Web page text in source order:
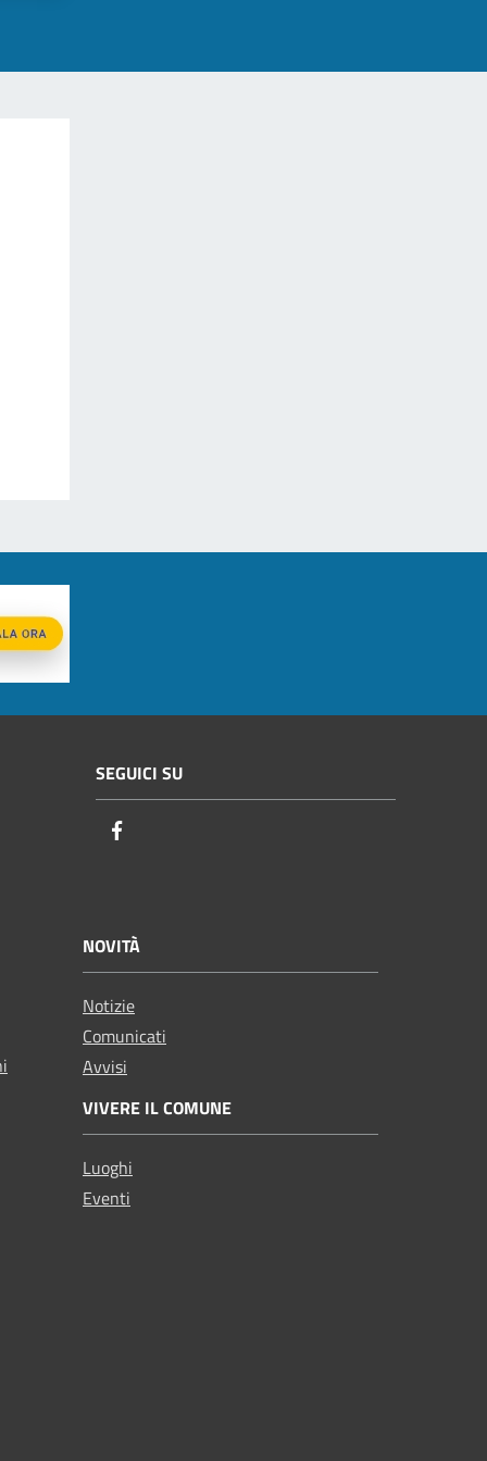
SEGUICI SU
NOVITÀ
Notizie
Comunicati
Avvisi
VIVERE IL COMUNE
Luoghi
Eventi